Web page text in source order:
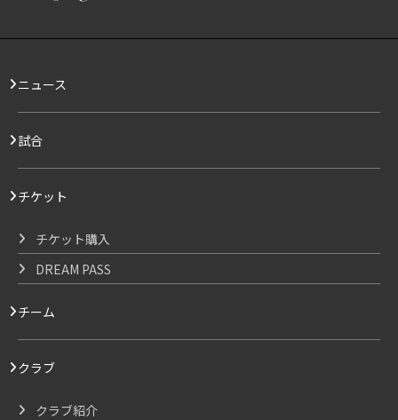
ニュース
試合
チケット
チケット購入
DREAM PASS
チーム
クラブ
クラブ紹介